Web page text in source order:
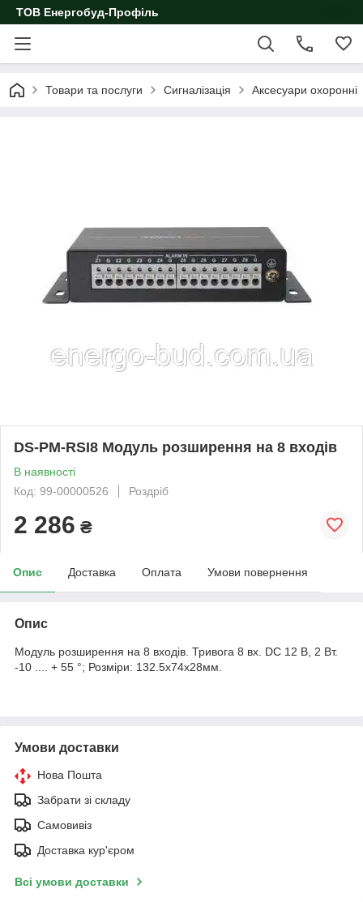
ТОВ Енергобуд-Профіль
Товари та послуги Сигналізація Аксесуари охоронні
DS-PM-RSI8 Модуль розширення на 8 входів
В наявності
Код: 99-00000526
Роздріб
2 286 ₴
Опис Доставка Оплата Умови повернення
Опис
Модуль розширення на 8 входів. Тривога 8 вх. DC 12 В, 2 Вт.
-10 .... + 55 °; Розміри: 132.5х74х28мм.
Умови доставки
Нова Пошта
Забрати зі складу
Самовивіз
Доставка кур'єром
Всі умови доставки